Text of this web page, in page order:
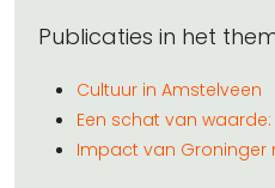
Publicaties in het
Cultuur in Amstelveen
Een schat van waarde:
Impact van Groninger